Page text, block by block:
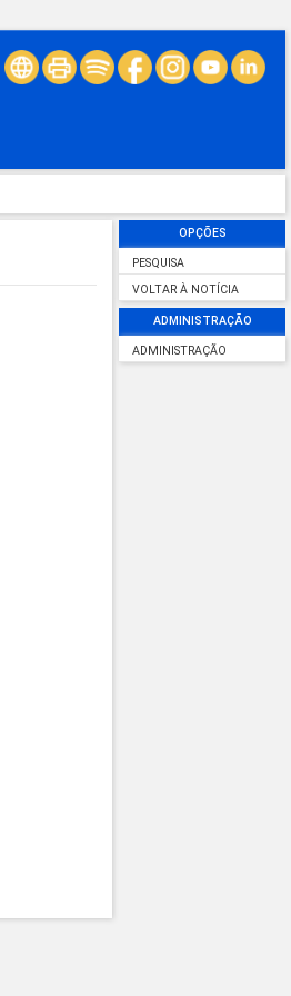
OPÇÕES
PESQUISA
VOLTAR À NOTÍCIA
ADMINISTRAÇÃO
ADMINISTRAÇÃO